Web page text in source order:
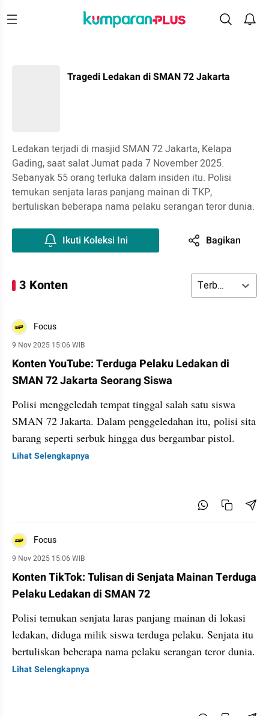
Tragedi Ledakan di SMAN 72 Jakarta
Ledakan terjadi di masjid SMAN 72 Jakarta, Kelapa
Gading, saat salat Jumat pada 7 November 2025.
Sebanyak 55 orang terluka dalam insiden itu. Polisi
temukan senjata laras panjang mainan di TKP,
bertuliskan beberapa nama pelaku serangan teror dunia.
Ikuti Koleksi Ini Bagikan
3 Konten Terbaru
Focus
9 Nov 2025 15:06 WIB
Konten YouTube: Terduga Pelaku Ledakan di
SMAN 72 Jakarta Seorang Siswa
Polisi menggeledah tempat tinggal salah satu siswa
SMAN 72 Jakarta. Dalam penggeledahan itu, polisi sita
barang seperti serbuk hingga dus bergambar pistol.
Lihat Selengkapnya
Focus
9 Nov 2025 15:06 WIB
Konten TikTok: Tulisan di Senjata Mainan Terduga
Pelaku Ledakan di SMAN 72
Polisi temukan senjata laras panjang mainan di lokasi
ledakan, diduga milik siswa terduga pelaku. Senjata itu
bertuliskan beberapa nama pelaku serangan teror dunia.
Lihat Selengkapnya